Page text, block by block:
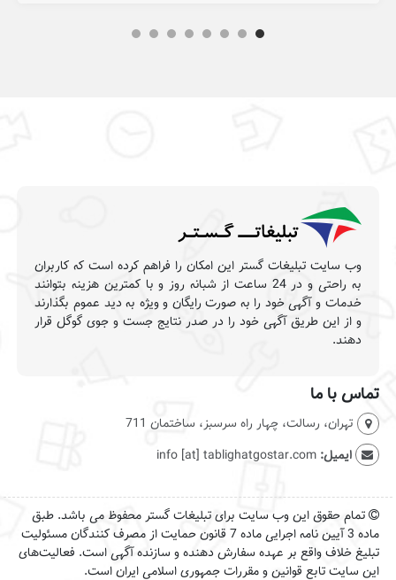
وب سایت تبلیغات گستر این امکان را فراهم کرده است که کاربران
به راحتی و در 24 ساعت از شبانه روز و با کمترین هزینه بتوانند
خدمات و آگهی خود را به صورت رایگان و ویژه به دید عموم بگذارند
و از این طریق آگهی خود را در صدر نتایج جست و جوی گوگل قرار
دهند.
تماس با ما
تهران، رسالت، چهار راه سرسبز، ساختمان 711
ایمیل:info [at] tablighatgostar.com
تمام حقوق این وب سایت برای تبلیغات گستر محفوظ می باشد. طبق
ماده 3 آیین نامه اجرایی ماده 7 قانون حمایت از مصرف کنندگان مسئولیت
تبلیغ خلاف واقع بر عهده سفارش دهنده و سازنده آگهی است. فعالیت‌های
این سایت تابع قوانین و مقررات جمهوری اسلامی ایران است.